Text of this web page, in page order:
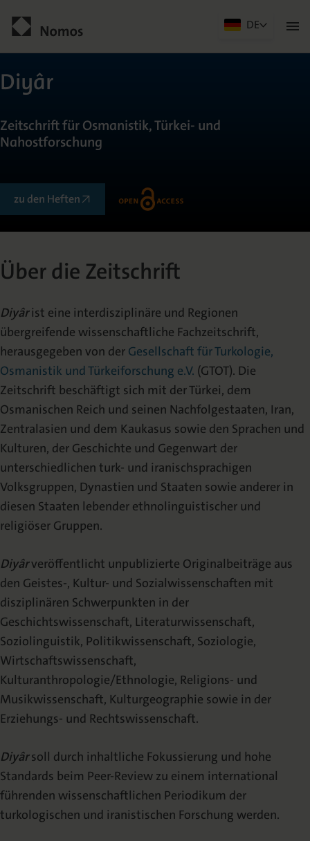
Allgemein
Erweiterte Redaktion
Online-Zugang
Erscheinungshinweis
(TOC-Alert)
Veröffentlichen
Call for Papers
Veröffentlichungsrichtlinien
Autorenhinweise | Style Guide
Hinweise für Gastherausgeber:innen
Open Access Policy
Abstracting & Indexing
Begutachtungsprozess
DE
Diyâr
Zeitschrift für Osmanistik, Türkei- und
Nahostforschung
zu den Heften
Über die Zeitschrift
Diyârist eine interdisziplinäre und Regionen
übergreifende wissenschaftliche Fachzeitschrift,
herausgegeben von der Gesellschaft für Turkologie,
Osmanistik und Türkeiforschung e.V. (GTOT). Die
Zeitschrift beschäftigt sich mit der Türkei, dem
Osmanischen Reich und seinen Nachfolgestaaten, Iran,
Zentralasien und dem Kaukasus sowie den Sprachen und
Kulturen, der Geschichte und Gegenwart der
unterschiedlichen turk- und iranischsprachigen
Volksgruppen, Dynastien und Staaten sowie anderer in
diesen Staaten lebender ethnolinguistischer und
religiöser Gruppen.
Diyârveröffentlicht unpublizierte Originalbeiträge aus
den Geistes-, Kultur- und Sozialwissenschaften mit
disziplinären Schwerpunkten in der
Geschichtswissenschaft, Literaturwissenschaft,
Soziolinguistik, Politikwissenschaft, Soziologie,
Wirtschaftswissenschaft,
Kulturanthropologie/Ethnologie, Religions- und
Musikwissenschaft, Kulturgeographie sowie in der
Erziehungs- und Rechtswissenschaft.
Diyâr soll durch inhaltliche Fokussierung und hohe
Standards beim Peer-Review zu einem international
führenden wissenschaftlichen Periodikum der
turkologischen und iranistischen Forschung werden.